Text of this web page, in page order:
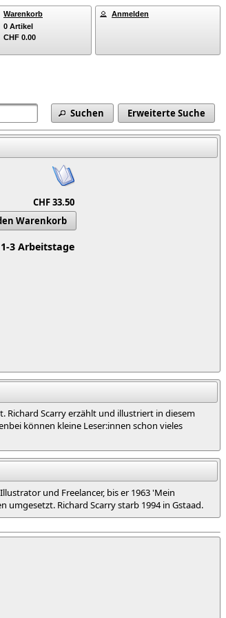
Warenkorb
0 Artikel
CHF 0.00
Anmelden
Suchen Erweiterte Suche
CHF 33.50
Warenkorb
3 Arbeitstage
Richard Scarry erzählt und illustriert in diesem
können kleine Leser:innen schon vieles
und Freelancer, bis er 1963 'Mein
Richard Scarry starb 1994 in Gstaad.